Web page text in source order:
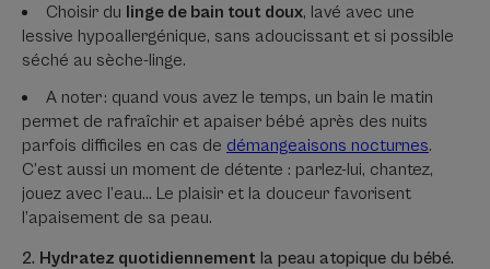
Choisir du linge de bain tout doux, lavé avec une
lessive hypoallergénique, sans adoucissant et si possible
séché au sèche-linge.
A noter : quand vous avez le temps, un bain le matin
permet de rafraîchir et apaiser bébé après des nuits
parfois difficiles en cas de démangeaisons nocturnes.
C’est aussi un moment de détente : parlez-lui, chantez,
jouez avec l’eau… Le plaisir et la douceur favorisent
l’apaisement de sa peau.
2. Hydratez quotidiennement la peau atopique du bébé.